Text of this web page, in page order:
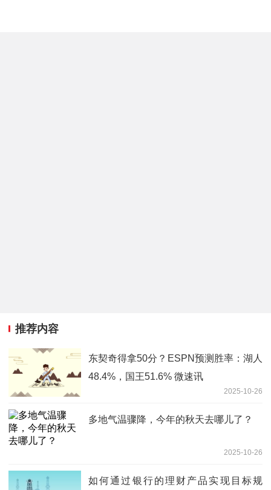
推荐内容
东契奇得拿50分？ESPN预测胜率：湖人
48.4%，国王51.6% 微速讯
2025-10-26
多地气温骤降，今年的秋天去哪儿了？
2025-10-26
如何通过银行的理财产品实现目标规